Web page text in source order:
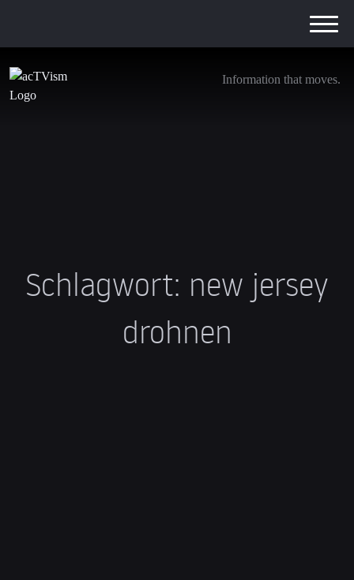
Information that moves.
Schlagwort: new jersey
drohnen